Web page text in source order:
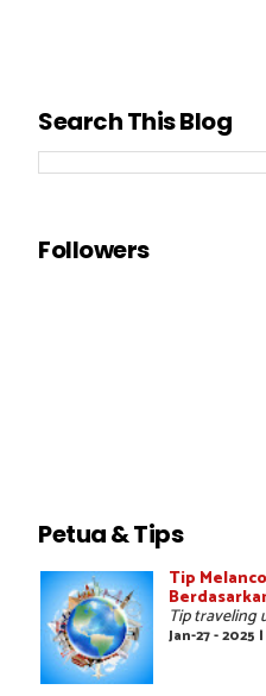
Search This Blog
Followers
Petua & Tips
Tip
Tip traveling
Jan-27 - 2025 |